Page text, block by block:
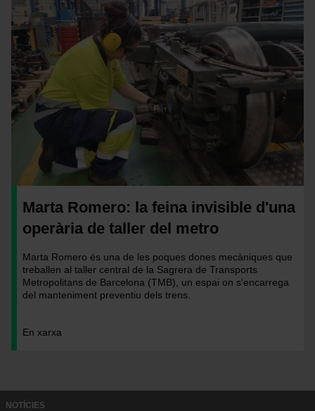
Marta Romero: la feina invisible d'una
operària de taller del metro
Marta Romero és una de les poques dones mecàniques que
treballen al taller central de la Sagrera de Transports
Metropolitans de Barcelona (TMB), un espai on s'encarrega
del manteniment preventiu dels trens.
En xarxa
NOTÍCIES